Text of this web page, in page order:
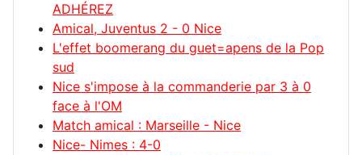
ADHÉREZ
Amical, Juventus 2 - 0 Nice
L'effet boomerang du guet=apens de la Pop
sud
Nice s'impose à la commanderie par 3 à 0
face à l'OM
Match amical : Marseille - Nice
Nice- Nimes : 4-0